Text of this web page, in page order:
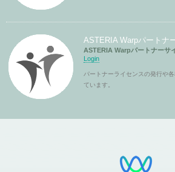
ASTERIA Warpパートナ
ASTERIA Warpパートナーサ
Login
パートナーライセンスの発行や
ています。